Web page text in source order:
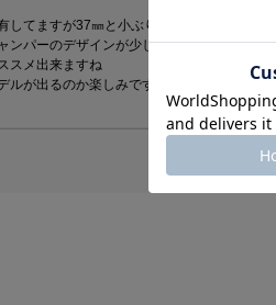
してますが37㎜と小ぶりになったとの事な
ンパーのデザインが少し小さくなって3時
スメ出来ますね
ルが出るのか楽しみです